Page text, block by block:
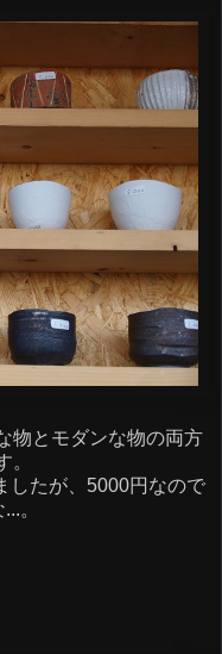
物とモダンな物の両方
。
したが、5000円なので
。